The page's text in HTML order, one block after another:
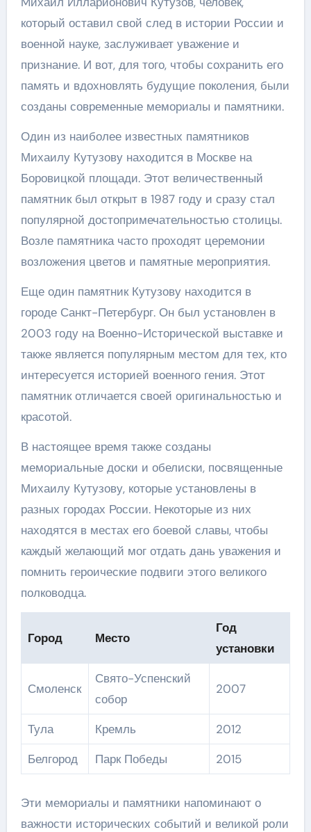
который оставил свой след в истории России и
военной науке, заслуживает уважение и
признание. И вот, для того, чтобы сохранить его
память и вдохновлять будущие поколения, были
созданы современные мемориалы и памятники.
Один из наиболее известных памятников
Михаилу Кутузову находится в Москве на
Боровицкой площади. Этот величественный
памятник был открыт в 1987 году и сразу стал
популярной достопримечательностью столицы.
Возле памятника часто проходят церемонии
возложения цветов и памятные мероприятия.
Еще один памятник Кутузову находится в
городе Санкт-Петербург. Он был установлен в
2003 году на Военно-Исторической выставке и
также является популярным местом для тех, кто
интересуется историей военного гения. Этот
памятник отличается своей оригинальностью и
красотой.
В настоящее время также созданы
мемориальные доски и обелиски, посвященные
Михаилу Кутузову, которые установлены в
разных городах России. Некоторые из них
находятся в местах его боевой славы, чтобы
каждый желающий мог отдать дань уважения и
помнить героические подвиги этого великого
полководца.
Город Место
Год
установки
Смоленск
Свято-Успенский
собор
2007
Тула Кремль
2012
Белгород
Парк Победы 2015
Эти мемориалы и памятники напоминают о
важности исторических событий и великой роли